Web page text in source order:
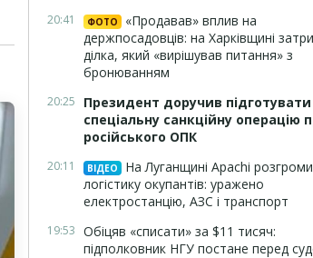
20:41 ФОТО
«Продавав» вплив на
держпосадовців: на Харківщині
ділка, який «вирішував питання» з
бронюванням
20:25
Президент доручив підготувати
спеціальну санкційну операцію
російського ОПК
20:11 ВІДЕО
На Луганщині Apachi
логістику окупантів: уражено
електростанцію, АЗС і транспорт
19:53 Обіцяв «списати» за $11 тисяч:
підполковник НГУ постане перед